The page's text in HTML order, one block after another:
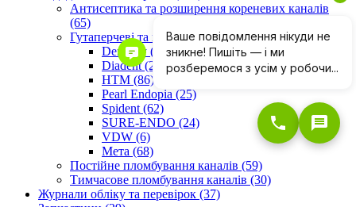
Антисептика та розширення кореневих каналів
(65)
Гутаперчеві та паперові штифти (318)
Dentsply (20)
Diadent (25)
HTM (86)
Pearl Endopia (25)
Spident (62)
SURE-ENDO (24)
VDW (6)
Мета (68)
Постійне пломбування каналів (59)
Тимчасове пломбування каналів (30)
Журнали обліку та перевірок (37)